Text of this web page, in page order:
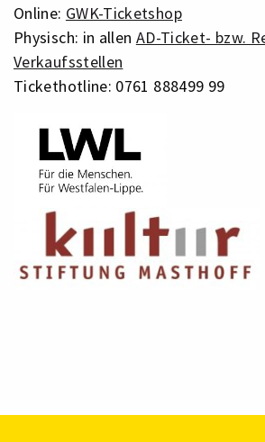
Online: GWK-Ticketshop
Physisch: in allen AD-Ticket- bzw.
Verkaufsstellen
Tickethotline: 0761 888499 99